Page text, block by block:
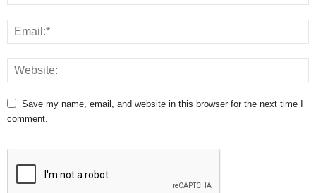
Save my name, email, and website in this browser for the next time I
comment.